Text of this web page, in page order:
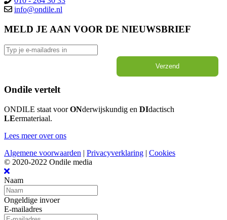
MELD JE AAN VOOR DE NIEUWSBRIEF
Verzend
Ondile vertelt
ONDILE staat voorONderwijskundig en DIdactisch
LEermateriaal.
Lees meer over ons
Algemene voorwaarden | Privacyverklaring | Cookies
© 2020-2022 Ondile media
Naam
Ongeldige invoer
E-mailadres